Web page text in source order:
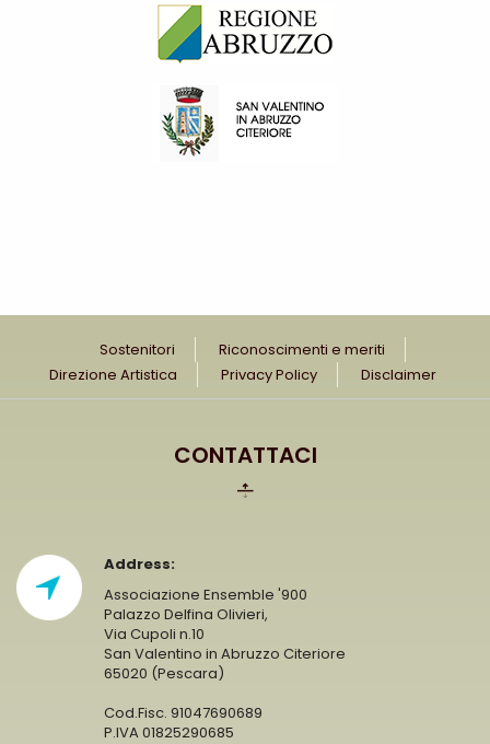
Sostenitori
Riconoscimenti e meriti
Direzione Artistica
Privacy Policy Disclaimer
CONTATTACI
Address:
Associazione Ensemble '900
Palazzo Delfina Olivieri,
Via Cupoli n.10
San Valentino in Abruzzo Citeriore
65020 (Pescara)
Cod.Fisc. 91047690689
P.IVA 01825290685